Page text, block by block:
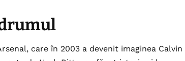
care în 2003 a devenit imaginea Calvin